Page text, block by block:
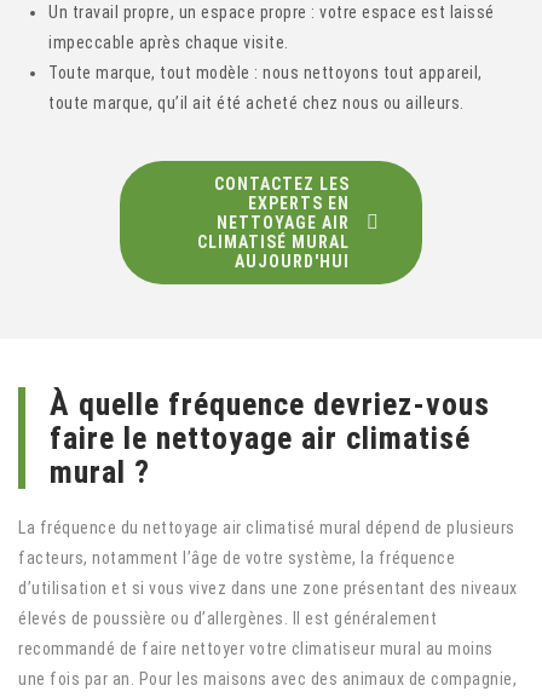
Un travail propre, un espace propre : votre espace est laissé
impeccable après chaque visite.
Toute marque, tout modèle : nous nettoyons tout appareil,
toute marque, qu’il ait été acheté chez nous ou ailleurs.
CONTACTEZ LES
EXPERTS EN
NETTOYAGE AIR
CLIMATISÉ MURAL
AUJOURD'HUI
À quelle fréquence devriez-vous
faire le nettoyage air climatisé
mural ?
La fréquence du nettoyage air climatisé mural dépend de plusieurs
facteurs, notamment l’âge de votre système, la fréquence
d’utilisation et si vous vivez dans une zone présentant des niveaux
élevés de poussière ou d’allergènes. Il est généralement
recommandé de faire nettoyer votre climatiseur mural au moins
une fois par an. Pour les maisons avec des animaux de compagnie,